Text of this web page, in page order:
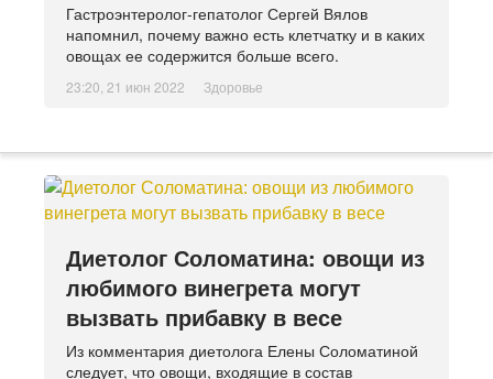
Гастроэнтеролог-гепатолог Сергей Вялов
напомнил, почему важно есть клетчатку и в каких
овощах ее содержится больше всего.
23:20, 21 июн 2022 Здоровье
Диетолог Соломатина: овощи из
любимого винегрета могут
вызвать прибавку в весе
Из комментария диетолога Елены Соломатиной
следует, что овощи, входящие в состав